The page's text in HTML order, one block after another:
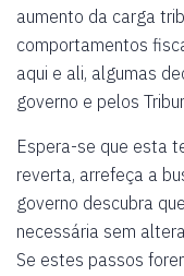
aumento da carga
comportamentos
aqui e ali, algumas
governo e pelos
Espera-se que esta
reverta, arrefeça a
governo descubra
necessária sem
Se estes passos